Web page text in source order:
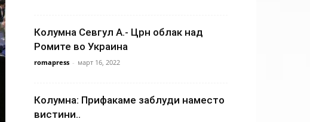
Колумна Севгул А.- Црн облак над
Ромите во Украина
romapress - март 16, 2022
Колумна: Прифакаме заблуди наместо
вистини..